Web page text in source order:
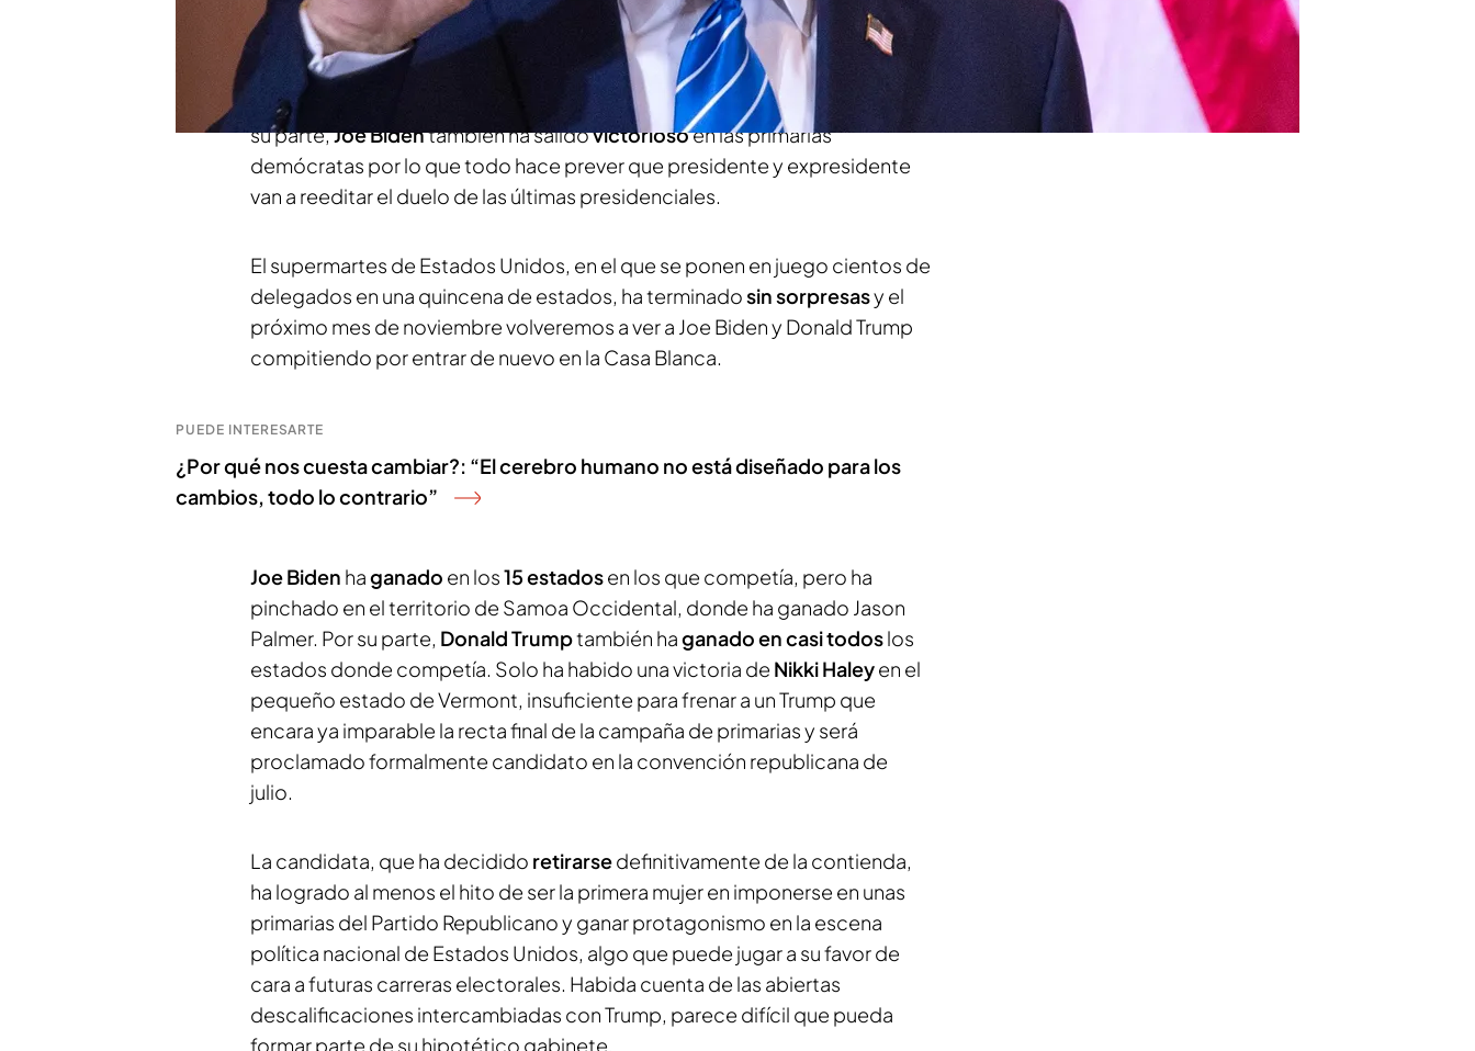
Las primarias del Supermarte s han dado aDonald Trumpel empujón
definitivo en su carrera a la Casa Blanca. Después del que el magnate haya
arrasado en las votaciones en una quincena de estados, la exgobernadora
de Carolina del Sur le deja
en su carrera hacia la Casa Blanca. Por
su parte,Joe Bidentambién ha salidovictoriosoen las primarias
demócratas por lo que todo hace prever que presidente y expresidente
van a reeditar el duelo de las últimas presidenciales.
El supermartes de Estados Unidos, en el que se ponen en juego cientos de
delegados en una quincena de estados, ha terminadosin sorpresasy el
próximo mes de noviembre volveremos a ver a Joe Biden y Donald Trump
compitiendo por entrar de nuevo en la Casa Blanca.
PUEDE INTERESARTE
¿Por qué nos cuesta cambiar?: “El cerebro humano no está diseñado para los
cambios, todo lo contrario”
Joe Biden haganado en los15 estadosen los que competía, pero ha
pinchado en el territorio de Samoa Occidental, donde ha ganado Jason
Palmer. Por su parte, Donald Trumptambién haganadoen casi todoslos
estados donde competía. Solo ha habido una victoria de Nikki Haleyen el
pequeño estado de Vermont, insuficiente para frenar a un Trump que
encara ya imparable la recta final de la campaña de primarias y será
proclamado formalmente candidato en la convención republicana de
julio.
La candidata, que ha decidido retirarsedefinitivamente de la contienda,
ha logrado al menos el hito de ser la primera mujer en imponerse en unas
primarias del Partido Republicano y ganar protagonismo en la escena
política nacional de Estados Unidos, algo que puede jugar a su favor de
cara a futuras carreras electorales. Habida cuenta de las abiertas
descalificaciones intercambiadas con Trump, parece difícil que pueda
formar parte de su hipotético gabinete.